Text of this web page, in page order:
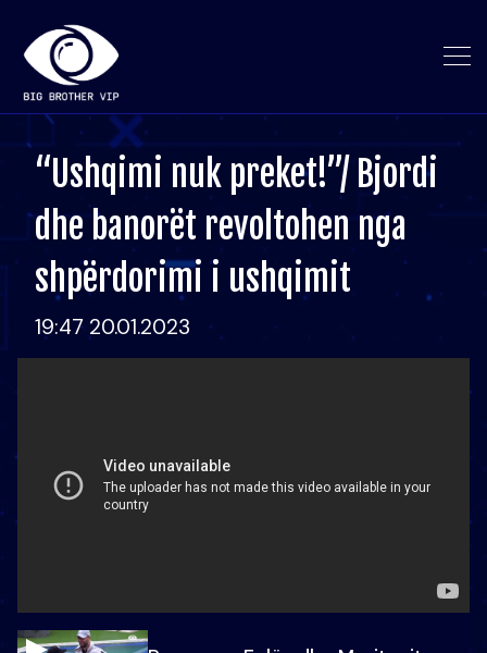
“Ushqimi nuk preket!”/ Bjordi
dhe banorët revoltohen nga
shpërdorimi i ushqimit
19:47 20.01.2023